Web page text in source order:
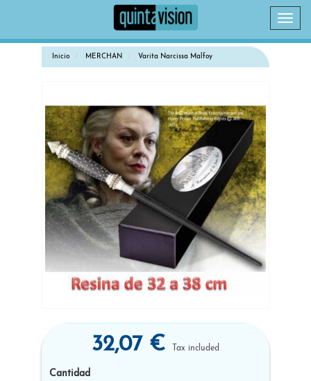
Inicio MERCHAN Varita Narcissa Malfoy
32,07 € Tax included
Cantidad